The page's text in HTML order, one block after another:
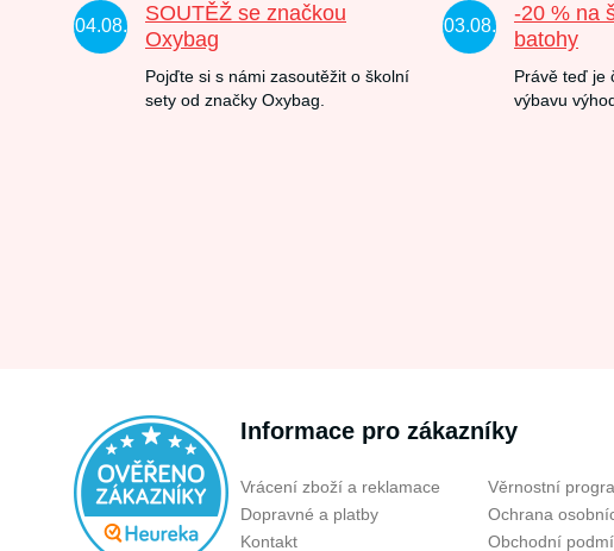
04.08.
SOUTĚŽ se značkou
Oxybag
Pojďte si s námi zasoutěžit o školní
sety od značky Oxybag.
03.08.
-20 % na
batohy
Právě teď je
výbavu
Informace pro zákazníky
Vrácení zboží a reklamace
Dopravné a platby
Kontakt
Věrnostní
Ochrana
Obchodní